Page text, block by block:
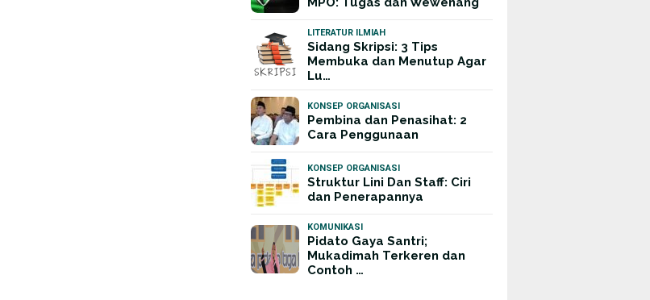
LITERATUR ILMIAH
Sidang Skripsi: 3 Tips
Membuka dan Menutup Agar
Lu…
KONSEP ORGANISASI
Pembina dan Penasihat: 2
Cara Penggunaan
KONSEP ORGANISASI
Struktur Lini Dan Staff: Ciri
dan Penerapannya
KOMUNIKASI
Pidato Gaya Santri;
Mukadimah Terkeren dan
Contoh …